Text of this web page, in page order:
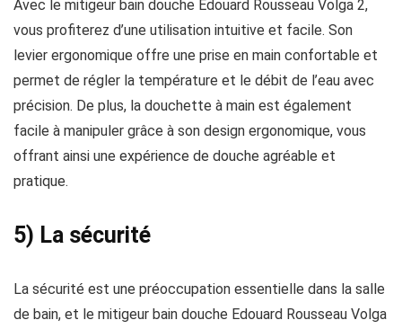
Avec le mitigeur bain douche Edouard Rousseau Volga 2,
vous profiterez d’une utilisation intuitive et facile. Son
levier ergonomique offre une prise en main confortable et
permet de régler la température et le débit de l’eau avec
précision. De plus, la douchette à main est également
facile à manipuler grâce à son design ergonomique, vous
offrant ainsi une expérience de douche agréable et
pratique.
5) La sécurité
La sécurité est une préoccupation essentielle dans la salle
de bain, et le mitigeur bain douche Edouard Rousseau Volga